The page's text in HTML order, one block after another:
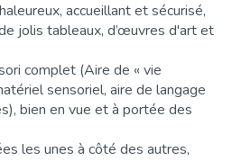
accueillant et sécurisé,
jolis tableaux, d’œuvres d'art et
complet (Aire de « vie
sensoriel, aire de langage
bien en vue et à portée des
les unes à côté des autres,